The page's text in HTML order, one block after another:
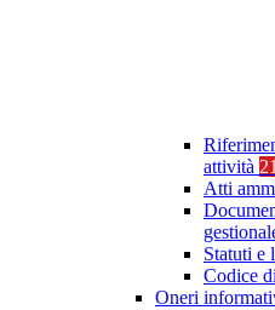
attività 21
Atti
Statuti e
Codice
Oneri